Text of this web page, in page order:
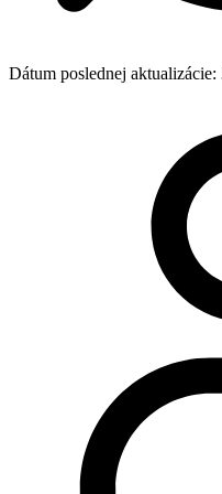
Dátum poslednej aktualizácie: